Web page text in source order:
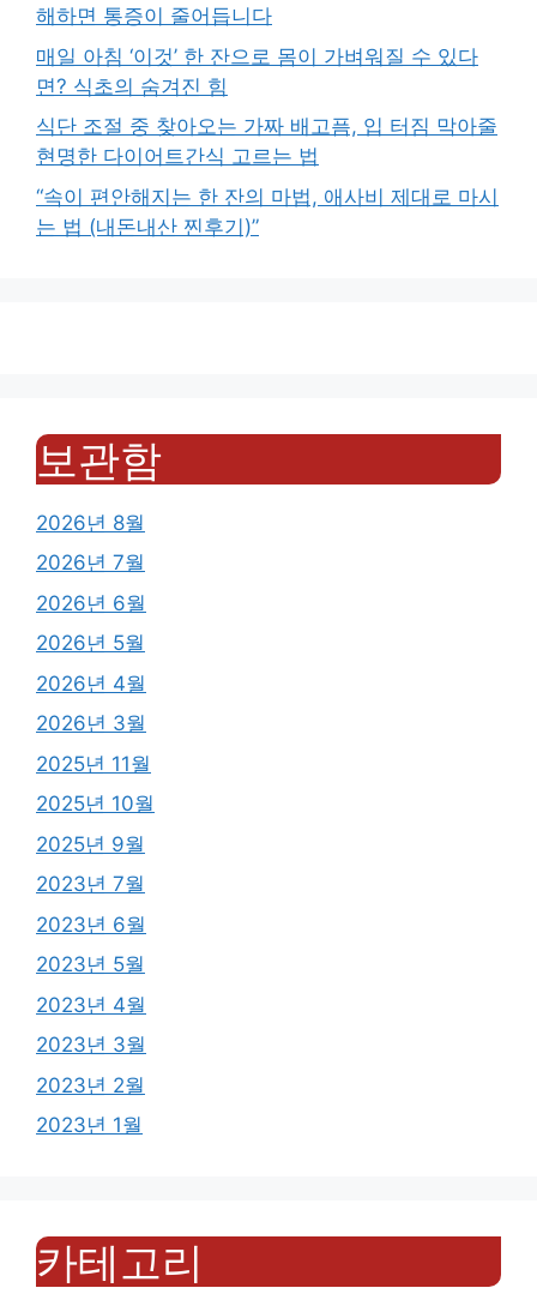
해하면 통증이 줄어듭니다
매일 아침 ‘이것’ 한 잔으로 몸이 가벼워질 수 있다
면? 식초의 숨겨진 힘
식단 조절 중 찾아오는 가짜 배고픔, 입 터짐 막아줄
현명한 다이어트간식 고르는 법
“속이 편안해지는 한 잔의 마법, 애사비 제대로 마시
는 법 (내돈내산 찐후기)”
보관함
2026년 8월
2026년 7월
2026년 6월
2026년 5월
2026년 4월
2026년 3월
2025년 11월
2025년 10월
2025년 9월
2023년 7월
2023년 6월
2023년 5월
2023년 4월
2023년 3월
2023년 2월
2023년 1월
카테고리